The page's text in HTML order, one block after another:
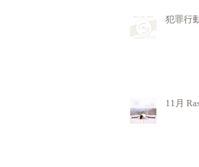
犯罪行
11月